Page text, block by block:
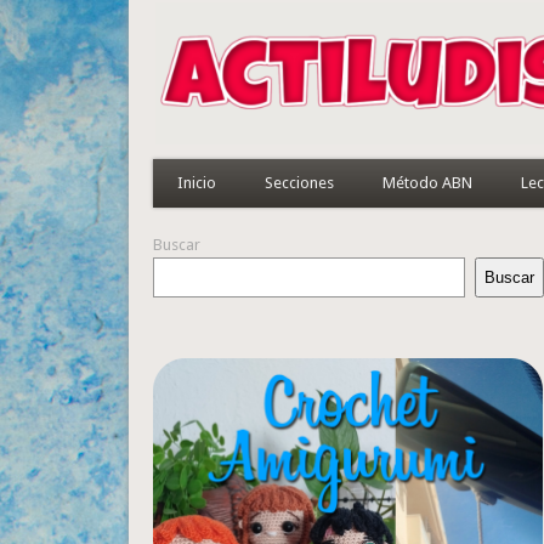
Inicio Secciones Método ABN
Buscar
Buscar